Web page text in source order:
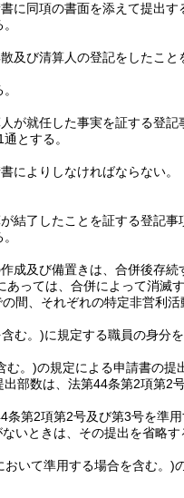
同項の書面を添えて提出す
及び清算人の登記をしたこ
が就任した事実を証する登
とする。
によりしなければならない。
結了したことを証する登記
成及び備置きは、合併後存
っては、合併によって消滅
間、それぞれの特定非営利
む。)に規定する職員の身分
む。)の規定による申請書の提
部数は、法第44条第2項第
第2項第2号及び第3号を準
いときは、その提出を省略す
いて準用する場合を含む。)